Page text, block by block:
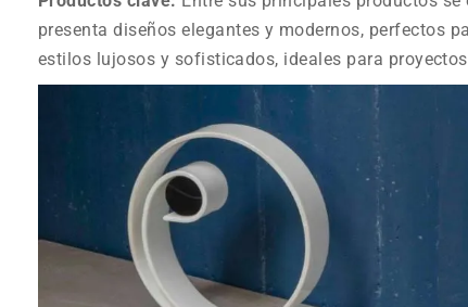
presenta diseños elegantes y modernos, perfectos
estilos lujosos y sofisticados, ideales para